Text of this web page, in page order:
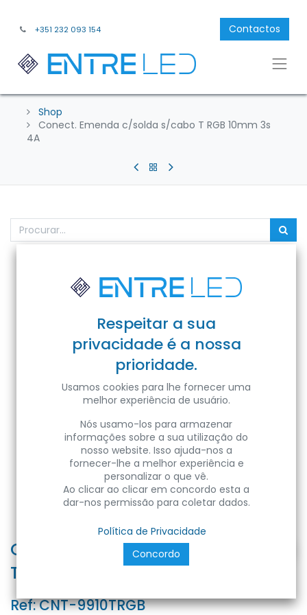
+351 232 093 154 Contactos
Shop
Conect. Emenda c/solda s/cabo T RGB 10mm 3s
4A
Conect. Emenda c/solda s/cabo
T RGB 10mm 3s 4A
Ref:CNT-9910TRGB
Respeitar a sua
privacidade é a nossa
prioridade.
Usamos cookies para lhe fornecer uma
melhor experiência de usuário.
Nós usamo-los para armazenar
informações sobre a sua utilização do
nosso website. Isso ajuda-nos a
fornecer-lhe a melhor experiência e
personalizar o que vê.
Ao clicar ao clicar em concordo esta a
dar-nos permissão para coletar dados.
Política de Privacidade
Concordo